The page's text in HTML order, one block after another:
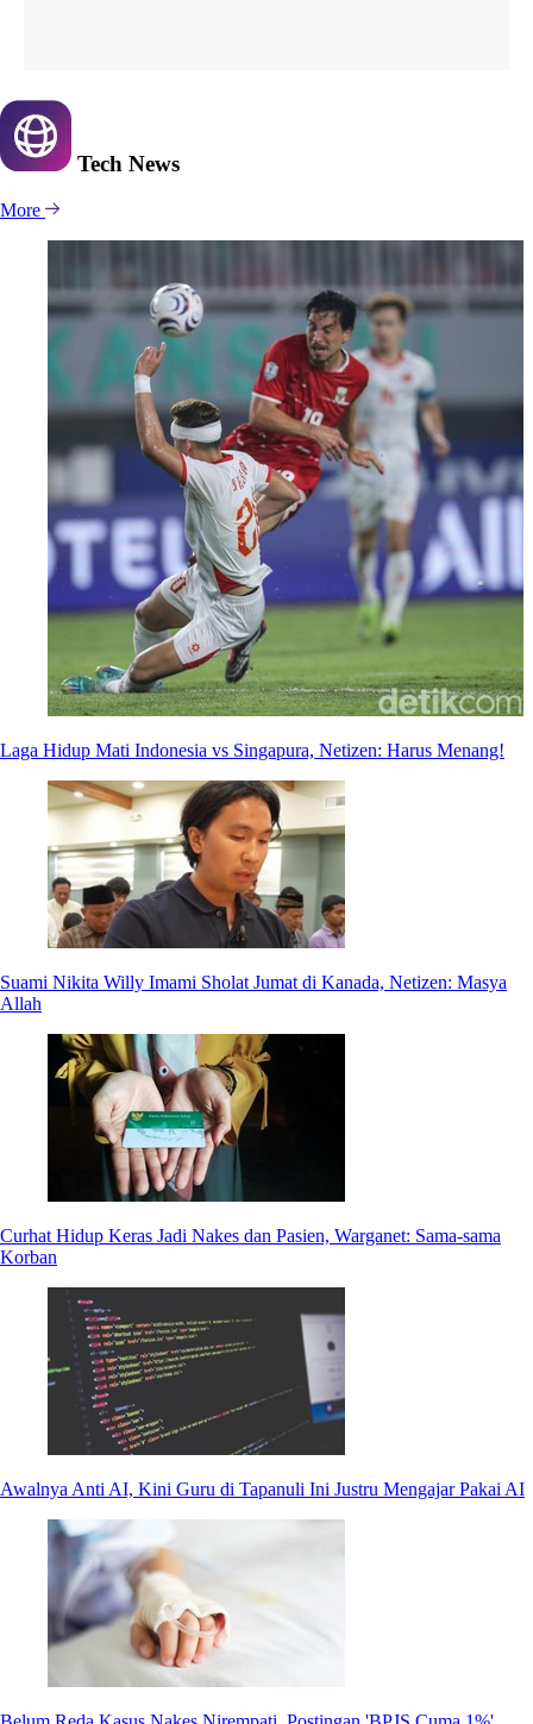
Tech News
More
Laga Hidup Mati Indonesia vs Singapura, Netizen: Harus Menang!
Suami Nikita Willy Imami Sholat Jumat di Kanada, Netizen: Masya
Allah
Curhat Hidup Keras Jadi Nakes dan Pasien, Warganet: Sama-sama
Korban
Awalnya Anti AI, Kini Guru di Tapanuli Ini Justru Mengajar Pakai AI